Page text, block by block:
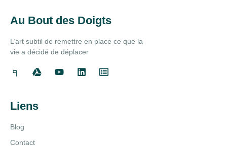
Au Bout des Doigts
L’art subtil de remettre en place ce que la
vie a décidé de déplacer
Liens
Blog
Contact